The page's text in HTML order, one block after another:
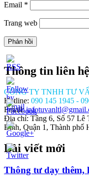
Email *
Trang web
dieu-
Thông tin liên hệ
CÔNG TY TNHH TƯ
Hotline: 090 145 1945 -
Email:
Địa chỉ: Tầng 6, Số 57 Lê
Bình, Quận 1, Thành phố
Bài viết mới
Thông tư dạy thêm,